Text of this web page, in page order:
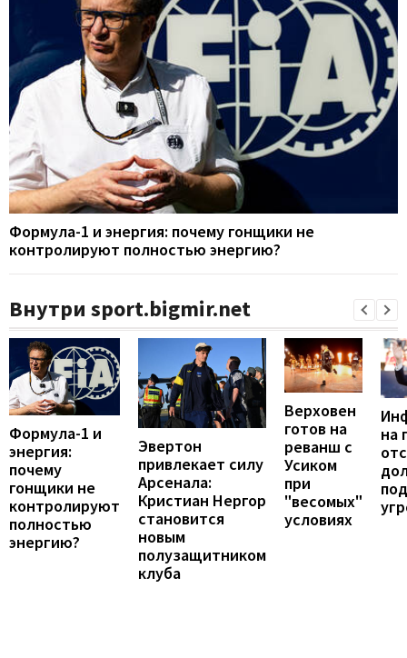
Формула-1 и энергия: почему гонщики не
контролируют полностью энергию?
Внутри sport.bigmir.net
Формула-1 и
энергия:
почему
гонщики не
контролируют
полностью
энергию?
Эвертон
привлекает силу
Арсенала:
Кристиан Нергор
становится
новым
полузащитником
клуба
Верховен
готов на
реванш с
Усиком
при
"весомых"
условиях
на
под